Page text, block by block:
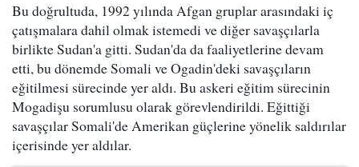
Bu doğrultuda, 1992 yılında Afgan gruplar arasındaki iç
çatışmalara dahil olmak istemedi ve diğer savaşçılarla
birlikte Sudan'a gitti. Sudan'da da faaliyetlerine devam
etti, bu dönemde Somali ve Ogadin'deki savaşçıların
eğitilmesi sürecinde yer aldı. Bu askeri eğitim sürecinin
Mogadişu sorumlusu olarak görevlendirildi. Eğittiği
savaşçılar Somali'de Amerikan güçlerine yönelik saldırılar
içerisinde yer aldılar.